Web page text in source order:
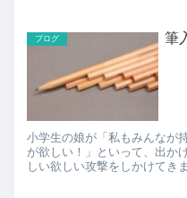
ブログ 筆
小学生の娘が「私もみんなが
が欲しい！」といって、出か
しい欲しい攻撃をしかけてきました。 2,500円もして